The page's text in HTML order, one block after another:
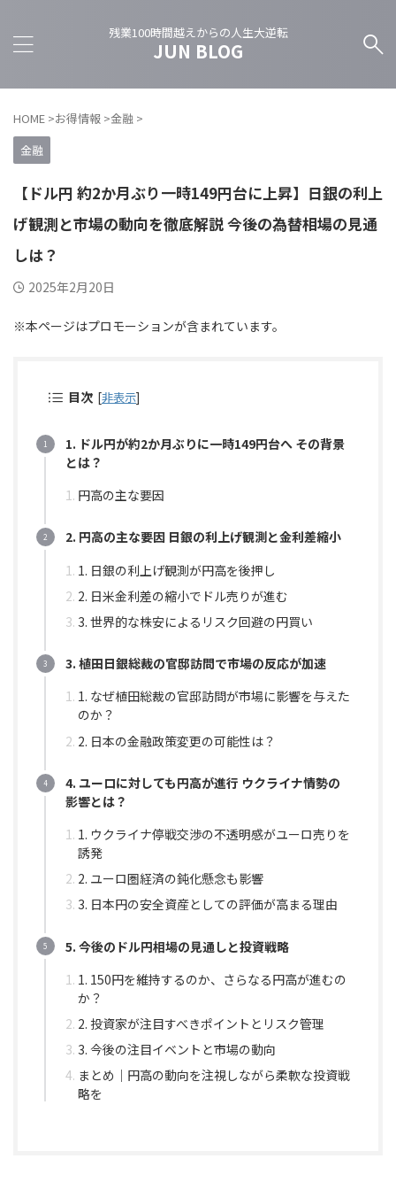
残業100時間越えからの人生大逆転
JUN BLOG
HOME >お得情報 >金融 >
金融
【ドル円 約2か月ぶり一時149円台に上昇】日銀の利上
げ観測と市場の動向を徹底解説 今後の為替相場の見通
しは？
2025年2月20日
※本ページはプロモーションが含まれています。
目次 [非表示]
1. ドル円が約2か月ぶりに一時149円台へ その背景
とは？
円高の主な要因
2. 円高の主な要因 日銀の利上げ観測と金利差縮小
1. 日銀の利上げ観測が円高を後押し
2. 日米金利差の縮小でドル売りが進む
3. 世界的な株安によるリスク回避の円買い
3. 植田日銀総裁の官邸訪問で市場の反応が加速
1. なぜ植田総裁の官邸訪問が市場に影響を与えた
のか？
2. 日本の金融政策変更の可能性は？
4. ユーロに対しても円高が進行 ウクライナ情勢の
影響とは？
1. ウクライナ停戦交渉の不透明感がユーロ売りを
誘発
2. ユーロ圏経済の鈍化懸念も影響
3. 日本円の安全資産としての評価が高まる理由
5. 今後のドル円相場の見通しと投資戦略
1. 150円を維持するのか、さらなる円高が進むの
か？
2. 投資家が注目すべきポイントとリスク管理
3. 今後の注目イベントと市場の動向
まとめ｜円高の動向を注視しながら柔軟な投資戦
略を